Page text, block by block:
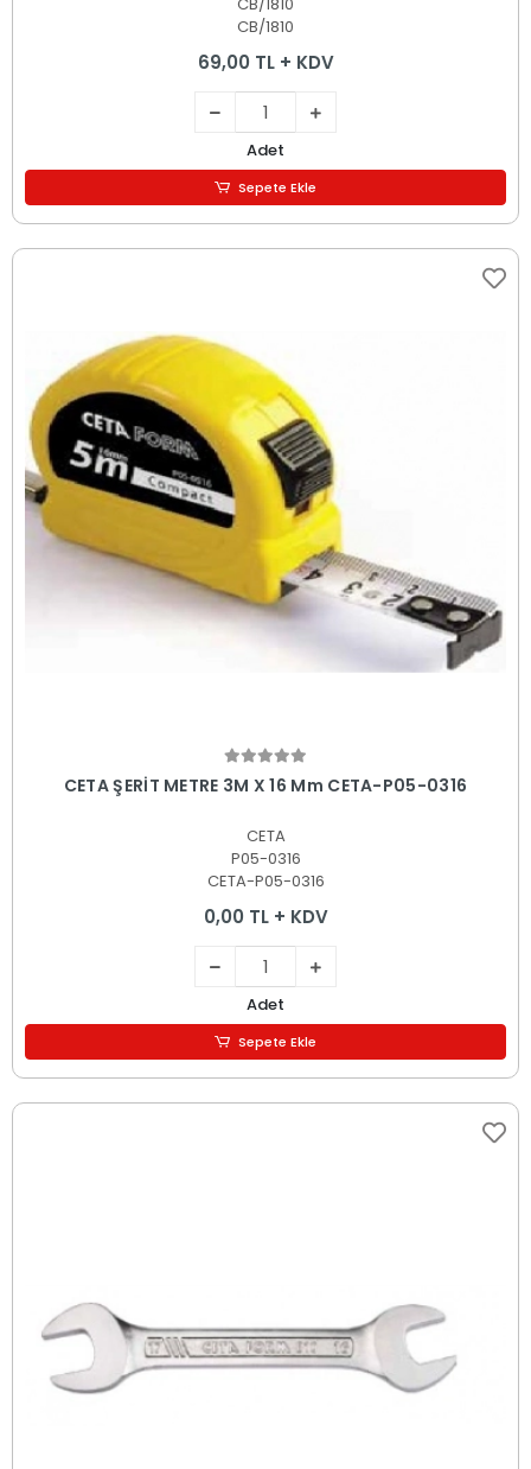
CB/1810
69,00 TL + KDV
Adet
Sepete Ekle
Sepete Ekle
CETA ŞERİT METRE 3M X 16 Mm CETA-P05-0316
CETA
P05-0316
CETA-P05-0316
0,00 TL + KDV
Adet
Sepete Ekle